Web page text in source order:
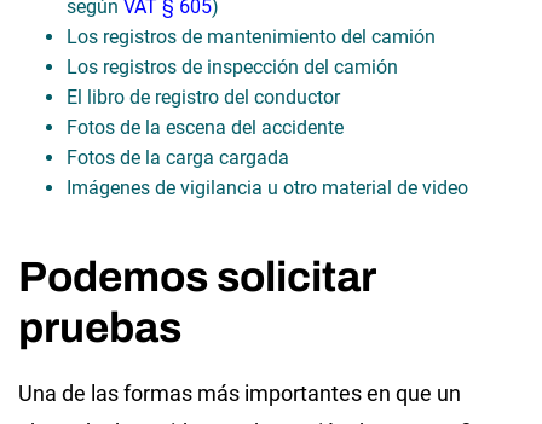
según VAT § 605)
Los registros de mantenimiento del camión
Los registros de inspección del camión
El libro de registro del conductor
Fotos de la escena del accidente
Fotos de la carga cargada
Imágenes de vigilancia u otro material de video
Podemos solicitar
pruebas
Una de las formas más importantes en que un